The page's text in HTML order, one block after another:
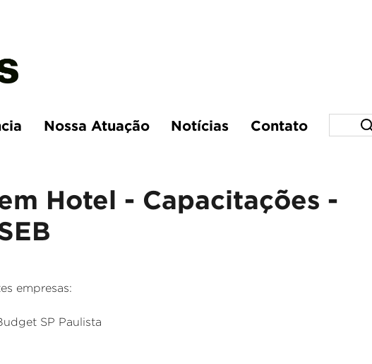
Nossa Atuação Notícias Contato
Hotel - Capacitações -
empresas:
SP Paulista